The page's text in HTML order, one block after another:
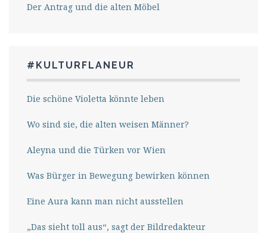
Der Antrag und die alten Möbel
#KULTURFLANEUR
Die schöne Violetta könnte leben
Wo sind sie, die alten weisen Männer?
Aleyna und die Türken vor Wien
Was Bürger in Bewegung bewirken können
Eine Aura kann man nicht ausstellen
„Das sieht toll aus“, sagt der Bildredakteur